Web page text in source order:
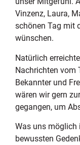
Vinzenz, Laura,
schönen Tag mit
wünschen.
Natürlich
Nachrichten vom
Bekannter und
wären wir gern
gegangen, um
Was uns möglich
bewussten